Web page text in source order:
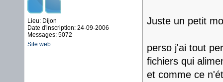
Lieu: Dijon
Date d'inscription: 24-09-2006
Messages: 5072
Site web
Juste un petit
perso j'ai tout
fichiers qui
et comme ce